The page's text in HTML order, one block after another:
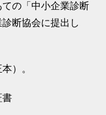
の「中小企業診断
断協会に提出し
）。
書